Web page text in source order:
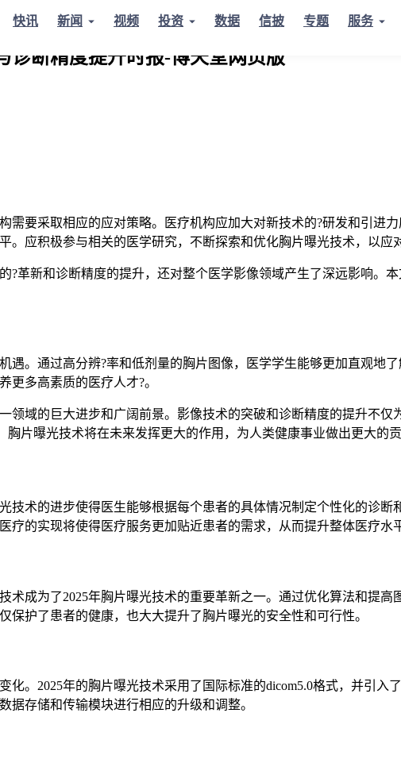
快讯 新闻 视频 投资 数据 信披 专题 服务
诊断精度提升时报-博天堂网页版
需要采取相应的应对策略。医疗机构应加大对新技术的?研发和引进
。应积极参与相关的医学研究，不断探索和优化胸片曝光技术，以应
?革新和诊断精度的提升，还对整个医学影像领域产生了深远影响。
遇。通过高分辨?率和低剂量的胸片图像，医学学生能够更加直观地
更多高素质的医疗人才?。
领域的巨大进步和广阔前景。影像技术的突破和诊断精度的提升不
胸片曝光技术将在未来发挥更大的作用，为人类健康事业做出更大的
技术的进步使得医生能够根据每个患者的具体情况制定个性化的诊
疗的实现将使得医疗服务更加贴近患者的需求，从而提升整体医疗水
术成为了2025年胸片曝光技术的重要革新之一。通过优化算法和提
护了患者的健康，也大大提升了胸片曝光的安全性和可行性。
。2025年的胸片曝光技术采用了国际标准的dicom5.0格式，并引入
据存储和传输模块进行相应的升级和调整。